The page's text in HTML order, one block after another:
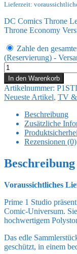
Lieferzeit:
DC Comics Throne
Throne Economy
Zahle den
(Reservierung) -
DC
Comics
Throne
Legacy
Collection
Statue
Batman
Tactical
Throne
Economy
Version
cm
In den Warenkorb
Artikelnummer:
Neueste Artikel, TV
Beschreibung
Zusätzliche
Rezensionen (0)
Beschreibung
Voraussichtliches
Prime 1 Studio
Comic-Universum.
hochwertigem
Das edle
geschützt, in einem